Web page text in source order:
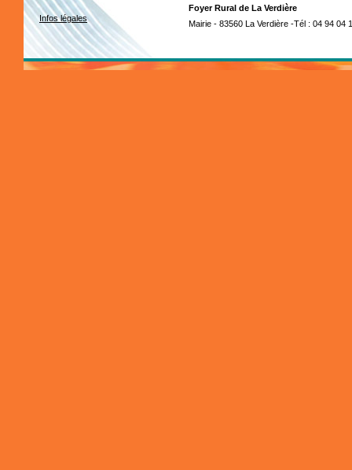
Infos légales
Foyer Rural de La Verdière
Mairie - 83560 La Verdière -Tél : 04 94 04